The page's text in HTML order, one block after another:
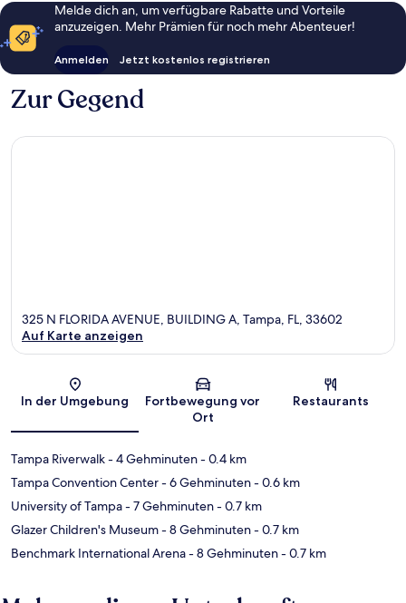
Melde dich an, um verfügbare Rabatte und Vorteile
anzuzeigen. Mehr Prämien für noch mehr Abenteuer!
Anmelden Jetzt kostenlos registrieren
Zur Gegend
Karte
325 N FLORIDA AVENUE, BUILDING A, Tampa, FL, 33602
Auf Karte anzeigen
In der Umgebung
Fortbewegung vor
Ort
Restaurants
Tampa Riverwalk- 4 Gehminuten- 0.4 km
Tampa Convention Center- 6 Gehminuten- 0.6 km
University of Tampa- 7 Gehminuten- 0.7 km
Glazer Children's Museum- 8 Gehminuten- 0.7 km
Benchmark International Arena- 8 Gehminuten- 0.7 km